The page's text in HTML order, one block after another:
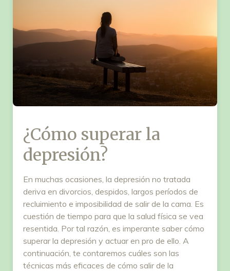
¿Cómo superar la
depresión?
En muchas ocasiones, la depresión no tratada
deriva en divorcios, despidos, largos períodos de
recluimiento e imposibilidad de salir de la cama. Es
cuestión de tiempo para que la salud física se vea
resentida. Por tal razón, es imperante saber cómo
superar la depresión y actuar en pro de ello. A
continuación, te contaremos cuáles son las
técnicas más eficaces de cómo salir de la